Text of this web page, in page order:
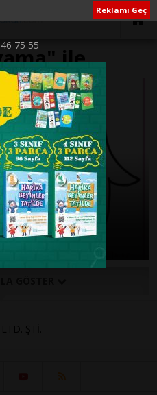
Reklamı Geç
75 55
ile
SAYFALARI